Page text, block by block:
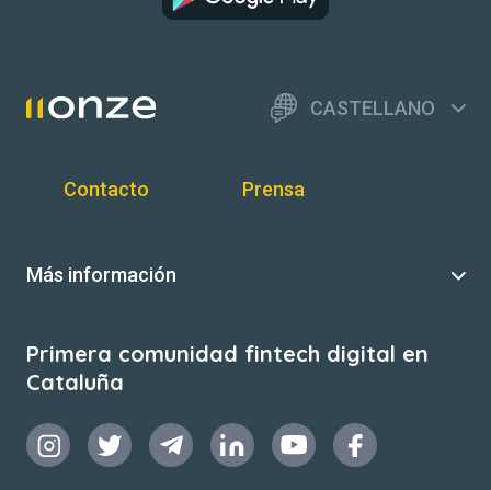
CASTELLANO
Contacto Prensa
Más información
Primera comunidad fintech digital en
Cataluña